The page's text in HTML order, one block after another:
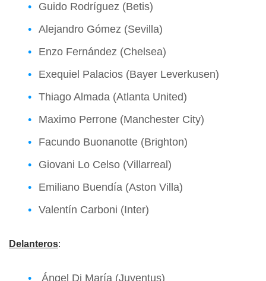
Guido Rodríguez (Betis)
Alejandro Gómez (Sevilla)
Enzo Fernández (Chelsea)
Exequiel Palacios (Bayer Leverkusen)
Thiago Almada (Atlanta United)
Maximo Perrone (Manchester City)
Facundo Buonanotte (Brighton)
Giovani Lo Celso (Villarreal)
Emiliano Buendía (Aston Villa)
Valentín Carboni (Inter)
Delanteros:
Ángel Di María (Juventus)